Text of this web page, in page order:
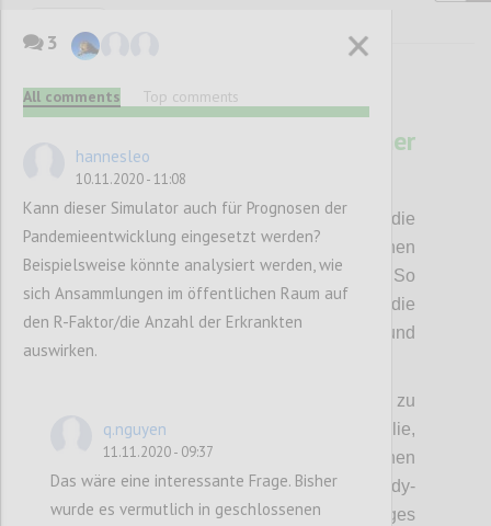
12
ViBro - App als dynamischer
Distanzmelder
Die Idee ist eine App zu entwickeln, die
Distanzermittlung zu Peers mit den internen
Geschwindigkeitssensoren verbindet. So
vibriert z.B. das Mobiltelefon jener Person, die
sich gerade auf eine andere zubewegt und
damit den Mindestabstand unterschreitet.
Es gibt auch die Möglichkeit Buddy Listen zu
erstellen, sodass die eigene Familie,
Freunde, etc. nicht dauernd einen
Vibrationsalarm auslösen. Ein Buddy-
Listeneintrag kann durch beidseitiges
3
All comments Top comments
hannesleo
10.11.2020 - 11:08
Kann dieser Simulator auch für Prognosen der
Pandemieentwicklung eingesetzt werden?
Beispielsweise könnte analysiert werden, wie
sich Ansammlungen im öffentlichen Raum auf
den R-Faktor/die Anzahl der Erkrankten
auswirken.
q.nguyen
11.11.2020 - 09:37
Das wäre eine interessante Frage. Bisher
wurde es vermutlich in geschlossenen